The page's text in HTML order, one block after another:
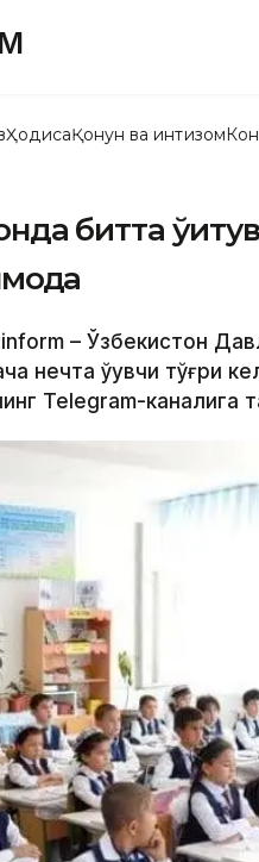
ҲодисаҚонун ва интизом
битта
– Ўзбекистон
нечта ўқувчи тўғри
Telegram-каналига